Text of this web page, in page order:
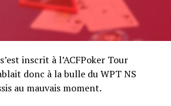
inscrit à l’ACFPoker Tour
donc à la bulle du WPT NS
au mauvais moment.